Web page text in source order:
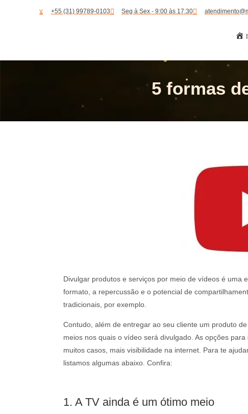
+55 (31) 99789-0103 Seg à Sex - 9:00 às 17:30
5 formas
Divulgar produtos e serviços por meio de vídeos é uma
formato, a repercussão e o potencial de
tradicionais, por exemplo.
Contudo, além de entregar ao seu cliente um produto
meios nos quais o vídeo será divulgado. As opções
muitos casos, mais visibilidade na internet. Para te
listamos algumas abaixo. Confira:
1. A TV ainda é um ótimo meio